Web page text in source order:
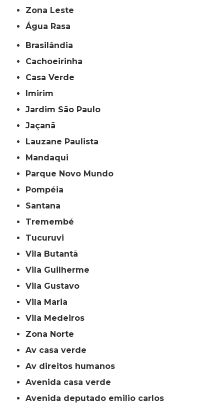
Zona Leste
Água Rasa
Brasilândia
Cachoeirinha
Casa Verde
Imirim
Jardim São Paulo
Jaçanã
Lauzane Paulista
Mandaqui
Parque Novo Mundo
Pompéia
Santana
Tremembé
Tucuruvi
Vila Butantã
Vila Guilherme
Vila Gustavo
Vila Maria
Vila Medeiros
Zona Norte
av casa verde
av direitos humanos
avenida casa verde
avenida deputado emilio carlos